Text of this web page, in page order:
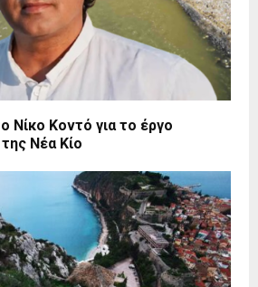
Νίκο Κοντό για το έργο
Νέα Κίο